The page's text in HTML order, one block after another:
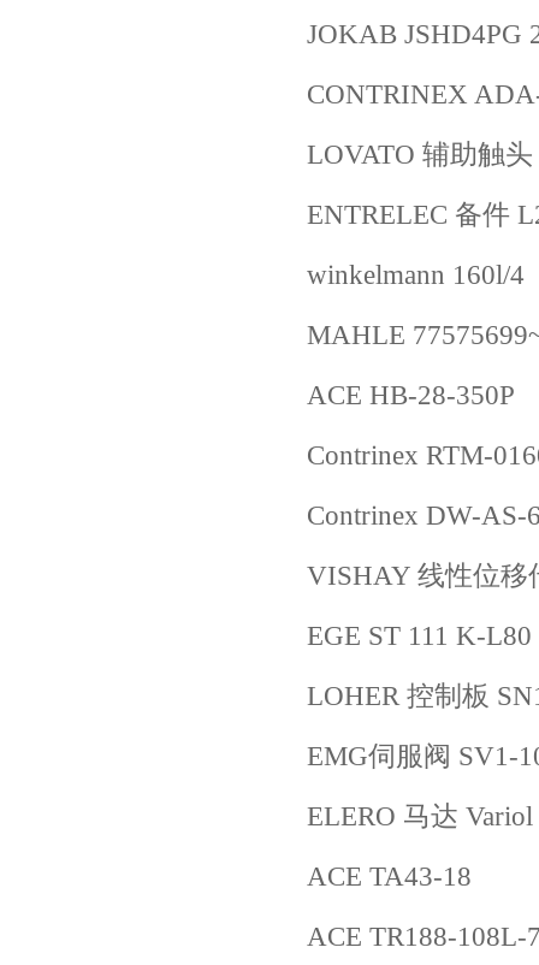
JOKAB JSHD4PG
CONTRINEX
LOVATO 辅助触头
ENTRELEC 备件
winkelmann 160l/
MAHLE
ACE HB-28-350P
Contrinex RTM-
Contrinex DW-AS-
VISHAY 线性位移
EGE ST 111 K-L80
LOHER 控制板
EMG伺服阀 SV1-
ELERO 马达
ACE TA43-18
ACE TR188-108L-